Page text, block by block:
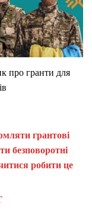
про гранти для
грантові
безповоротні
робити це